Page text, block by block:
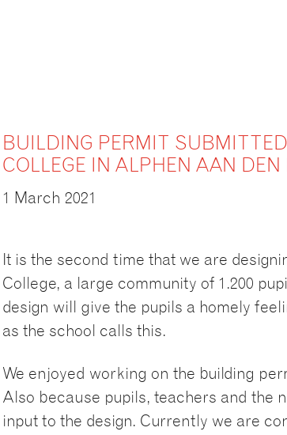
BUILDING PERMIT
COLLEGE IN ALPHEN AAN DEN
1 March 2021
It is the second time that we are
College, a large community of 1.200
design will give the pupils a homely
as the school calls this.
We enjoyed working on the building
Also because pupils, teachers and the
input to the design. Currently we are